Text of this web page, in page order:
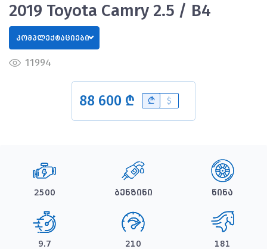
2019 Toyota Camry 2.5 / B4
კომპლექტაციები
11994
88 600 ₾ B $
2500 ბენზინი წინა
9.7 210 181